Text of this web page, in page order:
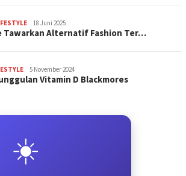
18 Juni 2025
Tawarkan Alternatif Fashion Ter…
5 November 2024
Vitamin D Blackmores
☀️